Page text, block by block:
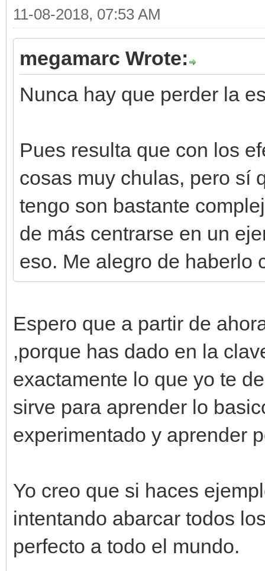
11-08-2018, 07:53 AM
megamarc Wrote:
Nunca hay que perder la
Pues resulta que con los
cosas muy chulas, pero sí
tengo son bastante
de más centrarse en un
eso. Me alegro de haberlo
Espero que a partir de
,porque has dado en la
exactamente lo que yo te
sirve para aprender lo
experimentado y aprender
Yo creo que si haces
intentando abarcar todos
perfecto a todo el mundo.